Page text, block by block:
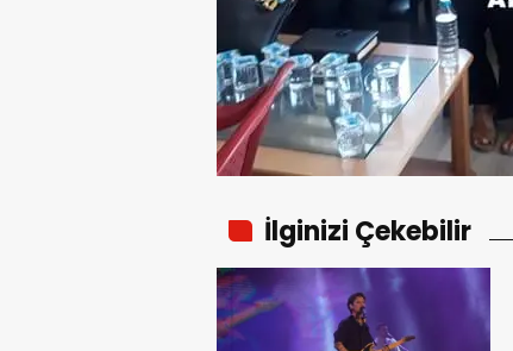
İlginizi Çekebilir